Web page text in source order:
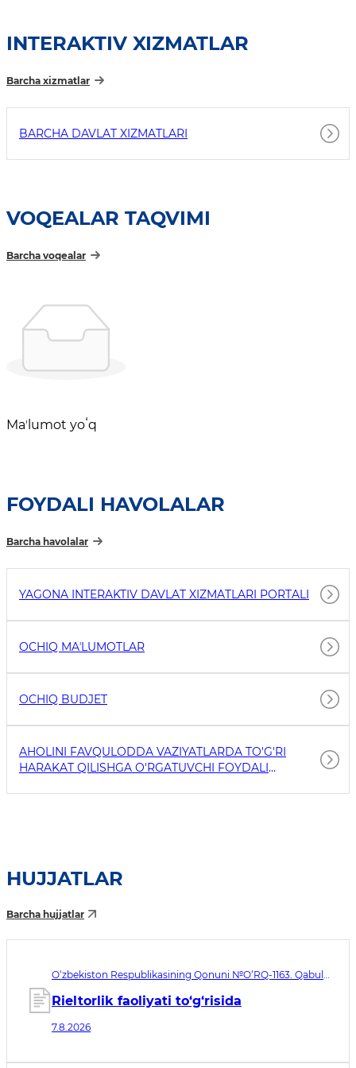
INTERAKTIV XIZMATLAR
Barcha xizmatlar
BARCHA DAVLAT XIZMATLARI
VOQEALAR TAQVIMI
Barcha voqealar
Maʼlumot yoʻq
FOYDALI HAVOLALAR
Barcha havolalar
YAGONA INTERAKTIV DAVLAT XIZMATLARI PORTALI
OCHIQ MAʼLUMOTLAR
OCHIQ BUDJET
AHOLINI FAVQULODDA VAZIYATLARDA TO'G'RI
HARAKAT QILISHGA O'RGATUVCHI FOYDALI
HUJJATLAR
Barcha hujjatlar
O‘zbekiston Respublikasining Qonuni №O‘RQ-1163. Qabul
Rieltorlik faoliyati to‘g‘risida
7.8.2026